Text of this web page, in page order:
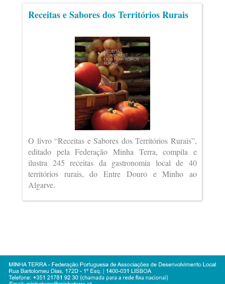
Receitas e Sabores dos Territórios Rurais
O livro “Receitas e Sabores dos Territórios Rurais”,
editado pela Federação Minha Terra, compila e
ilustra 245 receitas da gastronomia local de 40
territórios rurais, do Entre Douro e Minho ao
Algarve.